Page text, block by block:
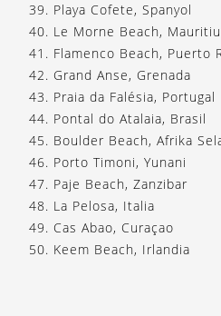
39. Playa Cofete, Spanyol
40. Le Morne Beach,
41. Flamenco Beach, Puerto
42. Grand Anse, Grenada
43. Praia da Falésia, Portugal
44. Pontal do Atalaia, Brasil
45. Boulder Beach, Afrika
46. Porto Timoni, Yunani
47. Paje Beach, Zanzibar
48. La Pelosa, Italia
49. Cas Abao, Curaçao
50. Keem Beach, Irlandia